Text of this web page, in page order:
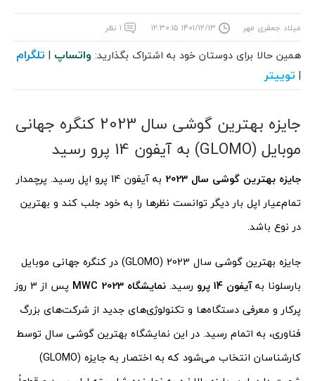
میلاد جعفری مهر ۱۴۰۱/۱۲/۱۳ ۱۲:۳۰:۱۵ ۱ نظر
همین حالا برای دوستان خود به اشتراک بگذارید: واتساپ | تلگرام
| توییتر
جایزه بهترین گوشی سال 2023 کنگره جهانی
موبایل (GLOMO) به آیفون 14 پرو رسید
جایزه بهترین گوشی سال 2023
به آیفون 14 پرو اپل رسید. پرچمدار
تمام‌عیار اپل بار دیگر توانست نظرها را به خود جلب کند و بهترین
در نوع باشد.
جایزه بهترین گوشی سال 2023 (GLOMO) در کنگره جهانی موبایل
بارسلونا بهآیفون 14 پرو رسید. نمایشگاه MWC 2023
پس از 3 روز
پرکار و معرفی دستگاه‌ها و تکنولوژی‌های جدید از شرکت‌های بزرگ
فناوری، به اتمام رسید. در این نمایشگاه بهترین گوشی‌ سال توسط
کارشناسان انتخاب می‌شود که به اختصار به جایزه (GLOMO)